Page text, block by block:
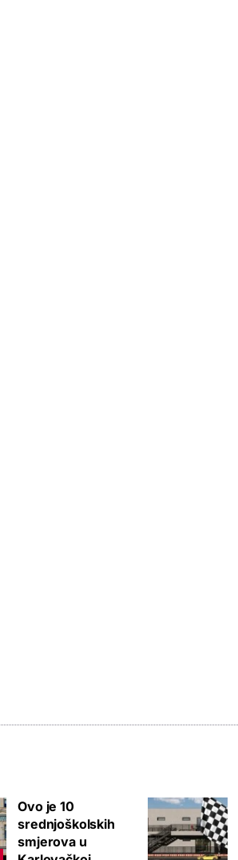
Ovo je 10
srednjoškolskih
smjerova u